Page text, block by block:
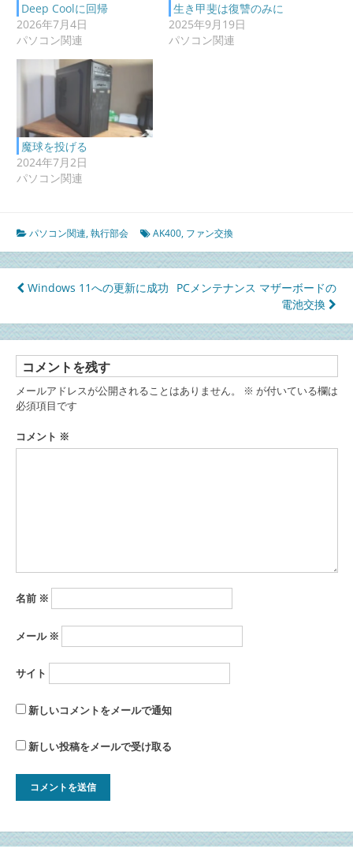
Deep Coolに回帰
2026年7月4日
パソコン関連
生き甲斐は復讐のみに
2025年9月19日
パソコン関連
魔球を投げる
2024年7月2日
パソコン関連
パソコン関連,執行部会 AK400, ファン交換
投
ナ
ゲ
ー
シ
ョ
ン
Windows 11への更新に成功
PCメンテナンス マザーボードの
電池交換
コメントを残す
メールアドレスが公開されることはありません。 ※ が付いている欄は
必須項目です
コメント ※
名前 ※
メール ※
サイト
新しいコメントをメールで通知
新しい投稿をメールで受け取る